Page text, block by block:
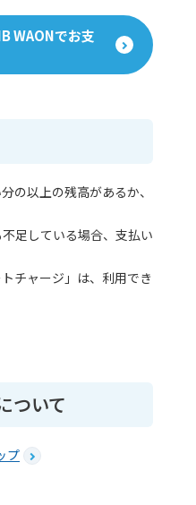
WAONでお支
の以上の残高があるか、
足している場合、支払い
チャージ」は、利用でき
ついて
プ